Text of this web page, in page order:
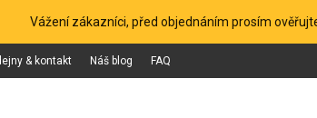
Vážení zákazníci, před objednáním prosím
& kontakt Náš blog FAQ